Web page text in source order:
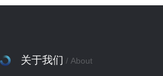
关于我们 / About